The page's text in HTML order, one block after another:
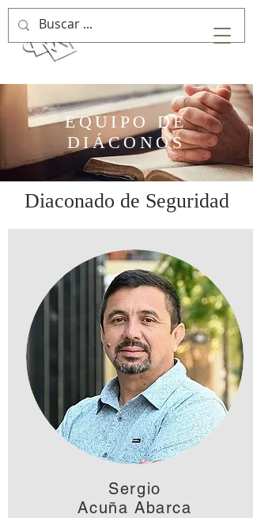
EQUIPO DE
DIÁCONOS
Diaconado de Seguridad
Sergio
Acuña Abarca